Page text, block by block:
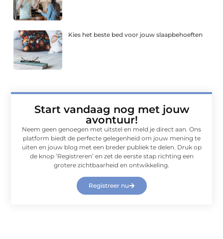
Kies het beste bed voor jouw slaapbehoeften
Start vandaag nog met jouw
avontuur!
Neem geen genoegen met uitstel en meld je direct aan. Ons
platform biedt de perfecte gelegenheid om jouw mening te
uiten en jouw blog met een breder publiek te delen. Druk op
de knop ‘Registreren’ en zet de eerste stap richting een
grotere zichtbaarheid en ontwikkeling.
Registreer nu